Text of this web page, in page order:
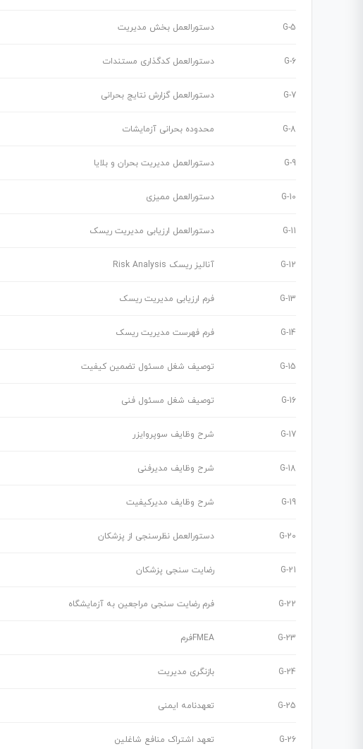
G-5 دستورالعمل بخش مدیریت
G-6 دستورالعمل کدگذاری مستندات
G-7 دستورالعمل گزارش نتایج بحرانی
G-8 محدوده بحرانی آزمایشات
G-9 دستورالعمل مدیریت بحران و بلایا
G-10 دستورالعمل ممیزی
G-11 دستورالعمل ارزیابی مدیریت ریسک
G-12 آنالیز ریسک Risk Analysis
G-13 فرم ارزیابی مدیریت ریسک
G-14 فرم فهرست مدیریت ریسک
G-15 توصیف شغل مسئول تضمین کیفیت
G-16 توصیف شغل مسئول فنی
G-17 شرح وظایف سوپروایزر
G-18 شرح وظایف مدیرفنی
G-19 شرح وظایف مدیرکیفیت
G-20 دستورالعمل نظرسنجی از پزشکان
G-21 رضایت سنجی پزشکان
G-22 فرم رضایت سنجی مراجعین به آزمایشگاه
G-23 FMEAفرم
G-24 بازنگری مدیریت
G-25 تعهدنامه ایمنی
G-26 تعهد اشتراک منافع شاغلین